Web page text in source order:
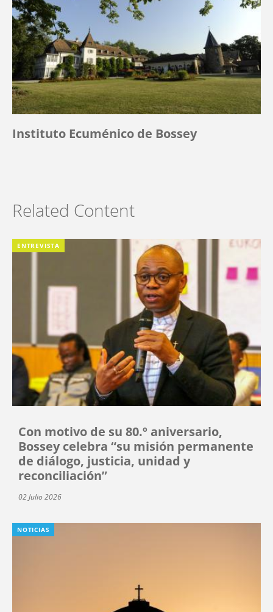
Instituto Ecuménico de Bossey
Related Content
ENTREVISTA
Con motivo de su 80.º aniversario,
Bossey celebra “su misión permanente
de diálogo, justicia, unidad y
reconciliación”
02 Julio 2026
NOTICIAS